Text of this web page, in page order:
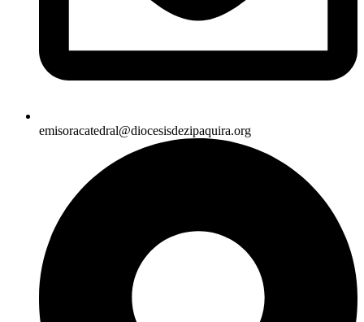
emisoracatedral@diocesisdezipaquira.org